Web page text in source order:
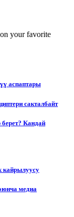
your favorite
аспаптары
сакталбайт
Кандай
кайрылуусу
медиа